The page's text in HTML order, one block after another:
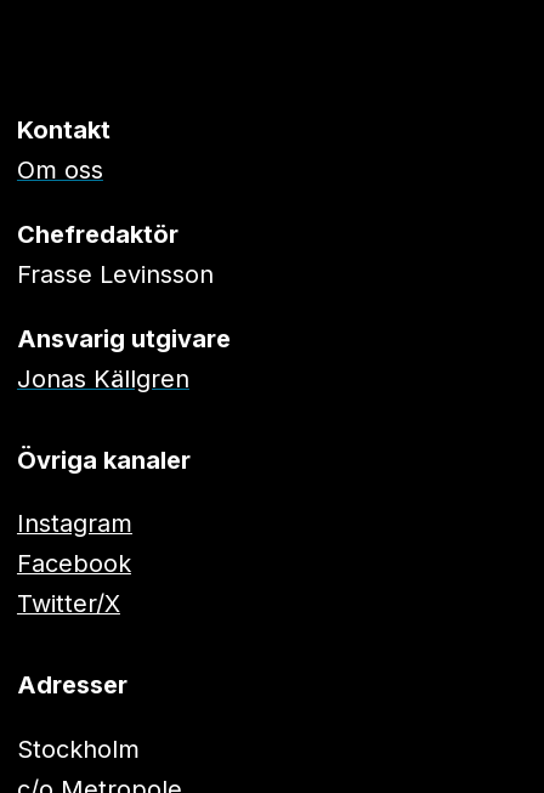
Kontakt
Om oss
Chefredaktör
Frasse Levinsson
Ansvarig utgivare
Jonas Källgren
Övriga kanaler
Instagram
Facebook
Twitter/X
Adresser
Stockholm